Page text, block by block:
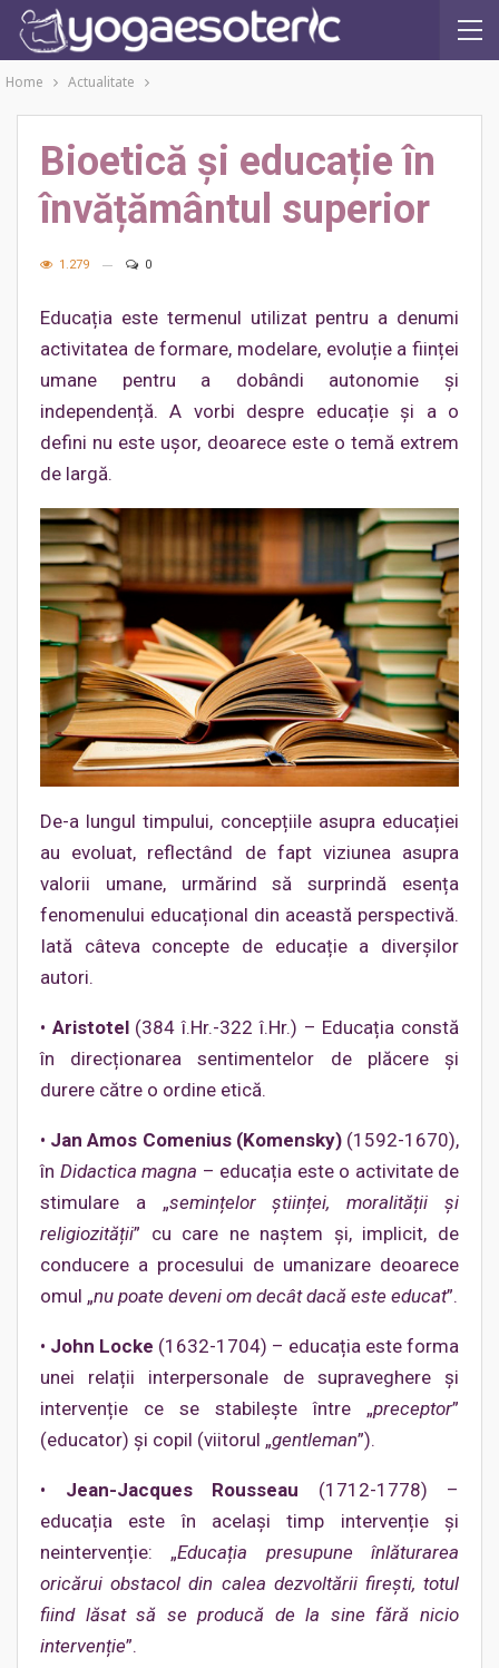
Home Actualitate
Bioetică și educație în
învățământul superior
1.279 0
Educația este termenul utilizat pentru a denumi
activitatea de formare, modelare, evoluție a ființei
umane pentru a dobândi autonomie și
independență. A vorbi despre educație și a o
defini nu este ușor, deoarece este o temă extrem
de largă.
De-a lungul timpului, concepțiile asupra educației
au evoluat, reflectând de fapt viziunea asupra
valorii umane, urmărind să surprindă esența
fenomenului educațional din această perspectivă.
Iată câteva concepte de educație a diverșilor
autori.
• Aristotel(384 î.Hr.-322 î.Hr.) – Educația constă
în direcționarea sentimentelor de plăcere și
durere către o ordine etică.
• Jan Amos Comenius (Komensky)(1592-1670),
în Didactica magna – educația este o activitate de
stimulare a „semințelor științei, moralității și
religiozității” cu care ne naștem și, implicit, de
conducere a procesului de umanizare deoarece
omul „nu poate deveni om decât dacă este educat”.
• John Locke (1632-1704) – educația este forma
unei relații interpersonale de supraveghere și
intervenție ce se stabilește între „preceptor”
(educator) și copil (viitorul „gentleman”).
• Jean-Jacques Rousseau (1712-1778) –
educația este în același timp intervenție și
neintervenție: „Educația presupune înlăturarea
oricărui obstacol din calea dezvoltării firești, totul
fiind lăsat să se producă de la sine fără nicio
intervenție”.